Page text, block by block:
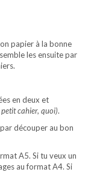
papier à la bonne
les ensuite par
en deux et
cahier, quoi).
découper au bon
A5. Si tu veux un
au format A4. Si